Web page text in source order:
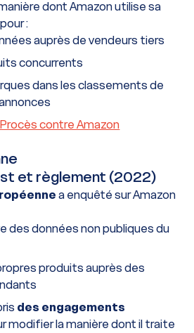
dont Amazon utilise sa
:
auprès de vendeurs tiers
concurrents
dans les classements de
contre Amazon
et règlement (2022)
a enquêté sur Amazon
des données non publiques du
produits auprès des
des engagements
modifier la manière dont il traite